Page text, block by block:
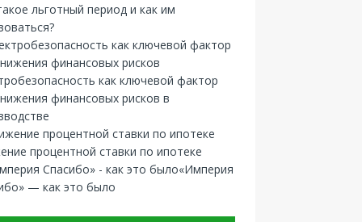
льготный период и как им
как ключевой фактор
финансовых рисков в
процентной ставки по ипотеке
«Империя
— как это было